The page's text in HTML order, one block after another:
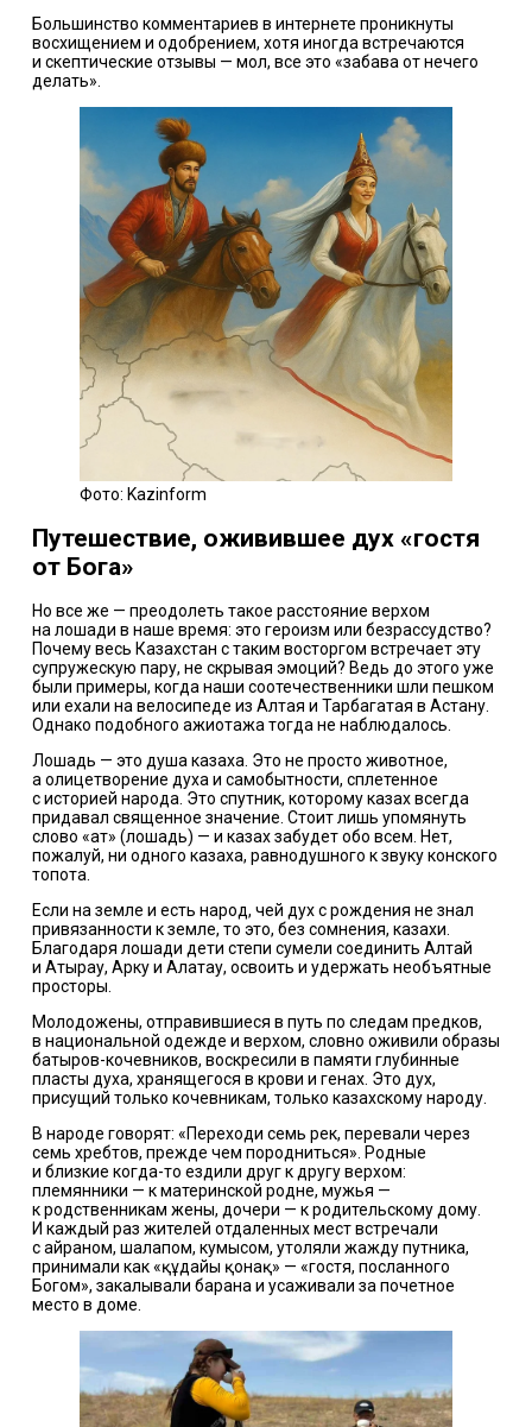
Большинство комментариев в интернете проникнуты
восхищением и одобрением, хотя иногда встречаются
и скептические отзывы — мол, все это «забава от нечего
делать».
Фото: Kazinform
Путешествие, оживившее дух «гостя
от Бога»
Но все же — преодолеть такое расстояние верхом
на лошади в наше время: это героизм или безрассудство?
Почему весь Казахстан с таким восторгом встречает эту
супружескую пару, не скрывая эмоций? Ведь до этого уже
были примеры, когда наши соотечественники шли пешком
или ехали на велосипеде из Алтая и Тарбагатая в Астану.
Однако подобного ажиотажа тогда не наблюдалось.
Лошадь — это душа казаха. Это не просто животное,
а олицетворение духа и самобытности, сплетенное
с историей народа. Это спутник, которому казах всегда
придавал священное значение. Стоит лишь упомянуть
слово «ат» (лошадь) — и казах забудет обо всем. Нет,
пожалуй, ни одного казаха, равнодушного к звуку конского
топота.
Если на земле и есть народ, чей дух с рождения не знал
привязанности к земле, то это, без сомнения, казахи.
Благодаря лошади дети степи сумели соединить Алтай
и Атырау, Арку и Алатау, освоить и удержать необъятные
просторы.
Молодожены, отправившиеся в путь по следам предков,
в национальной одежде и верхом, словно оживили образы
батыров-кочевников, воскресили в памяти глубинные
пласты духа, хранящегося в крови и генах. Это дух,
присущий только кочевникам, только казахскому народу.
В народе говорят: «Переходи семь рек, перевали через
семь хребтов, прежде чем породниться». Родные
и близкие когда-то ездили друг к другу верхом:
племянники — к материнской родне, мужья —
к родственникам жены, дочери — к родительскому дому.
И каждый раз жителей отдаленных мест встречали
с айраном, шалапом, кумысом, утоляли жажду путника,
принимали как «құдайы қонақ» — «гостя, посланного
Богом», закалывали барана и усаживали за почетное
место в доме.